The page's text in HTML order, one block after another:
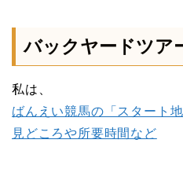
バックヤードツア
私は、
ばんえい競馬の「スタート
見どころや所要時間など